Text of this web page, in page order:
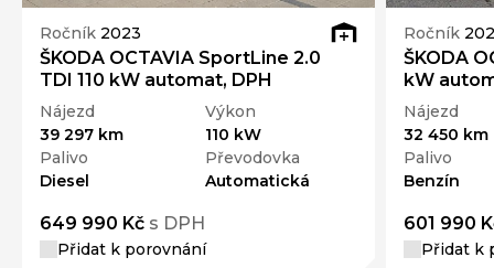
Ročník 2023
ŠKODA OCTAVIA SportLine 2.0
TDI 110 kW automat, DPH
Nájezd
39 297 km
Výkon
110 kW
Palivo
Diesel
Převodovka
Automatická
649 990 Kč s DPH
Přidat k porovnání
Ročník
ŠKODA
kW
Nájezd
32 450 km
Palivo
Benzín
601 990
Přidat k